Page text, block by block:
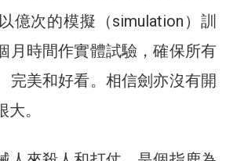
億次的模擬（simulation）訓
月時間作實體試驗，確保所有
完美和好看。相信劍亦沒有開
。